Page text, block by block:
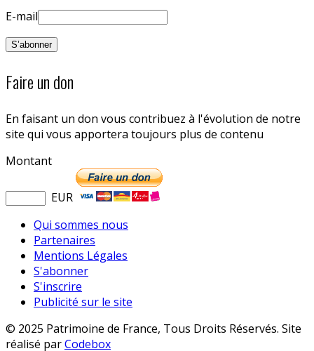
E-mail
Faire un don
En faisant un don vous contribuez à l'évolution de notre
site qui vous apportera toujours plus de contenu
Montant
EUR
Qui sommes nous
Partenaires
Mentions Légales
S'abonner
S'inscrire
Publicité sur le site
© 2025 Patrimoine de France, Tous Droits Réservés. Site
réalisé parCodebox